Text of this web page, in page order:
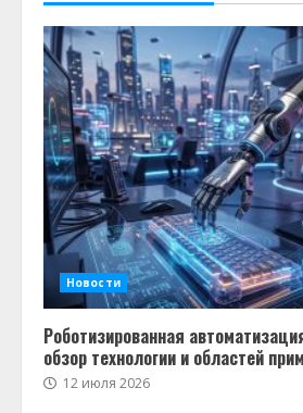
Новости
Роботизированная
обзор технологии и областей
12 июля 2026